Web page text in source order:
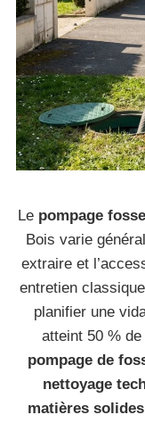
Le pompage
Bois varie
extraire et
entretien
planifier une
atteint 50 %
pompage de
nettoyage
matières